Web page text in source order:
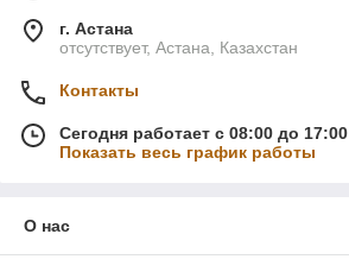
г. Астана
отсутствует, Астана, Казахстан
Контакты
Сегодня работает с 08:00 до 17:00
Показать весь график работы
О нас